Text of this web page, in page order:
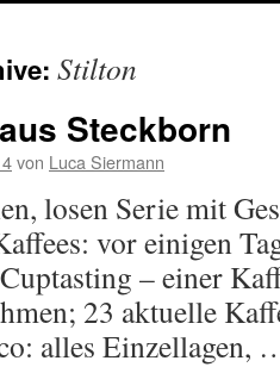
Stilton
Steckborn
von Luca Siermann
losen Serie mit
vor einigen
– einer
23 aktuelle
alles Einzellagen,